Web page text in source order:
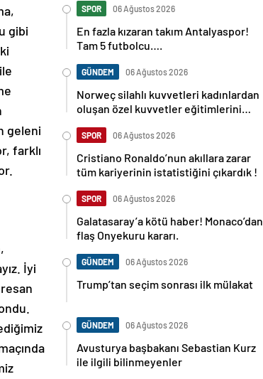
gibi
geleni
farklı
İyi
SPOR 06 Ağustos 2026
En fazla kızaran takım Antalyaspor!
Tam 5 futbolcu….
GÜNDEM 06 Ağustos 2026
Norweç silahlı kuvvetleri kadınlardan
oluşan özel kuvvetler eğitimlerini
SPOR 06 Ağustos 2026
Cristiano Ronaldo’nun akıllara zarar
tüm kariyerinin istatistiğini çıkardık !
SPOR 06 Ağustos 2026
Galatasaray’a kötü haber! Monaco’dan
flaş Onyekuru kararı.
GÜNDEM 06 Ağustos 2026
Trump’tan seçim sonrası ilk mülakat
GÜNDEM 06 Ağustos 2026
Avusturya başbakanı Sebastian Kurz
ile ilgili bilinmeyenler